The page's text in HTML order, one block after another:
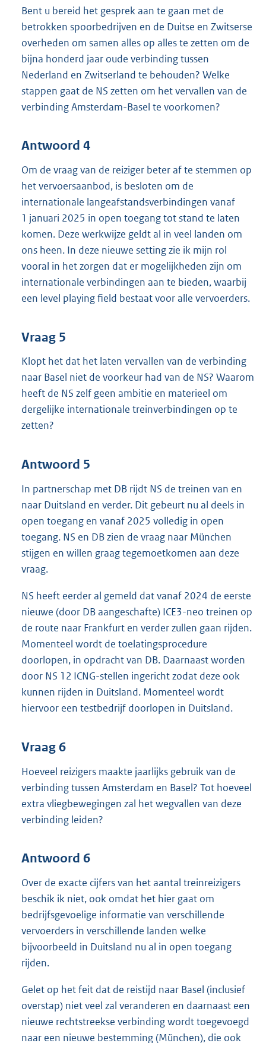
Bent u bereid het gesprek aan te gaan met de
betrokken spoorbedrijven en de Duitse en Zwitserse
overheden om samen alles op alles te zetten om de
bijna honderd jaar oude verbinding tussen
Nederland en Zwitserland te behouden? Welke
stappen gaat de NS zetten om het vervallen van de
verbinding Amsterdam-Basel te voorkomen?
Antwoord 4
Om de vraag van de reiziger beter af te stemmen op
het vervoersaanbod, is besloten om de
internationale langeafstandsverbindingen vanaf
1 januari 2025 in open toegang tot stand te laten
komen. Deze werkwijze geldt al in veel landen om
ons heen. In deze nieuwe setting zie ik mijn rol
vooral in het zorgen dat er mogelijkheden zijn om
internationale verbindingen aan te bieden, waarbij
een level playing field bestaat voor alle vervoerders.
Vraag 5
Klopt het dat het laten vervallen van de verbinding
naar Basel niet de voorkeur had van de NS? Waarom
heeft de NS zelf geen ambitie en materieel om
dergelijke internationale treinverbindingen op te
zetten?
Antwoord 5
In partnerschap met DB rijdt NS de treinen van en
naar Duitsland en verder. Dit gebeurt nu al deels in
open toegang en vanaf 2025 volledig in open
toegang. NS en DB zien de vraag naar München
stijgen en willen graag tegemoetkomen aan deze
vraag.
NS heeft eerder al gemeld dat vanaf 2024 de eerste
nieuwe (door DB aangeschafte) ICE3-neo treinen op
de route naar Frankfurt en verder zullen gaan rijden.
Momenteel wordt de toelatingsprocedure
doorlopen, in opdracht van DB. Daarnaast worden
door NS 12 ICNG-stellen ingericht zodat deze ook
kunnen rijden in Duitsland. Momenteel wordt
hiervoor een testbedrijf doorlopen in Duitsland.
Vraag 6
Hoeveel reizigers maakte jaarlijks gebruik van de
verbinding tussen Amsterdam en Basel? Tot hoeveel
extra vliegbewegingen zal het wegvallen van deze
verbinding leiden?
Antwoord 6
Over de exacte cijfers van het aantal treinreizigers
beschik ik niet, ook omdat het hier gaat om
bedrijfsgevoelige informatie van verschillende
vervoerders in verschillende landen welke
bijvoorbeeld in Duitsland nu al in open toegang
rijden.
Gelet op het feit dat de reistijd naar Basel (inclusief
overstap) niet veel zal veranderen en daarnaast een
nieuwe rechtstreekse verbinding wordt toegevoegd
naar een nieuwe bestemming (München), die ook